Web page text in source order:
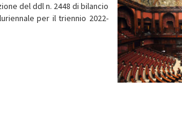
del ddl n. 2448 di bilancio
per il triennio 2022-